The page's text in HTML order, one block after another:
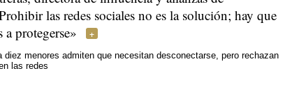
las redes sociales no es la solución; hay que
a protegerse»
diez menores admiten que necesitan desconectarse, pero rechazan
las redes